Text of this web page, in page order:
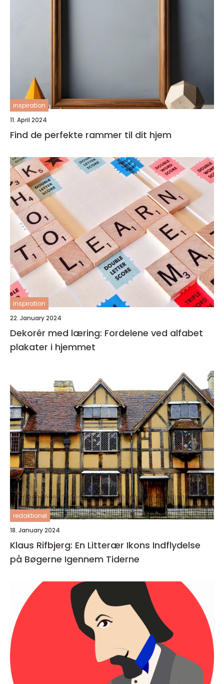
inspiration
11. April 2024
Find de perfekte rammer til dit hjem
inspiration
22. January 2024
Dekorér med læring: Fordelene ved alfabet
plakater i hjemmet
redaktionel
18. January 2024
Klaus Rifbjerg: En Litterær Ikons Indflydelse
på Bøgerne Igennem Tiderne